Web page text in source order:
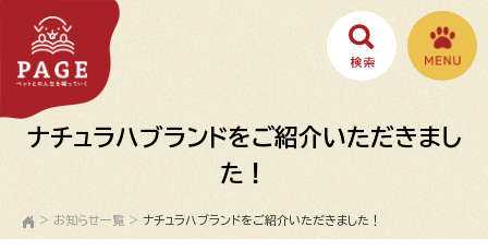
ナチュラハブランドをご紹介いただきまし
た！
> お知らせ一覧 > ナチュラハブランドをご紹介いただきました！